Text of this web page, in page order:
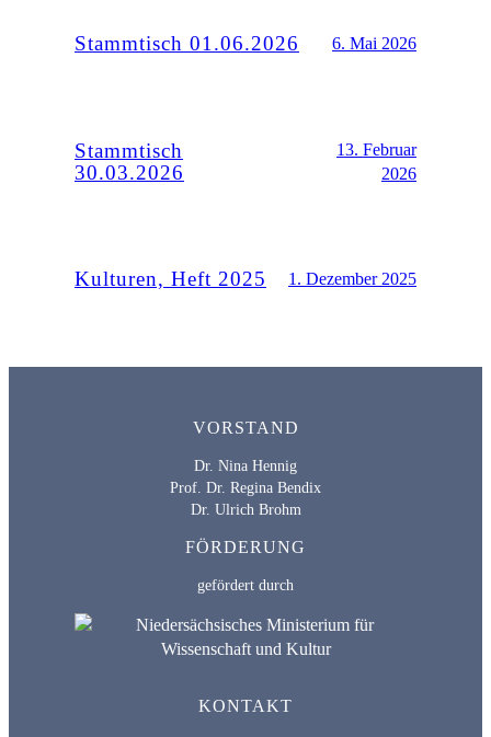
Stammtisch 01.06.2026 6. Mai 2026
Stammtisch
30.03.2026
13. Februar
2026
Kulturen, Heft 2025 1. Dezember 2025
VORSTAND
Dr. Nina Hennig
Prof. Dr. Regina Bendix
Dr. Ulrich Brohm
FÖRDERUNG
gefördert durch
KONTAKT